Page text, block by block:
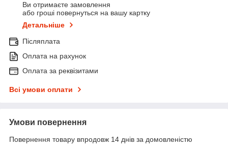
Ви отримаєте замовлення
або гроші повернуться на вашу картку
Детальніше
Післяплата
Оплата на рахунок
Оплата за реквізитами
Всі умови оплати
Умови повернення
Повернення товару впродовж 14 днів за домовленістю